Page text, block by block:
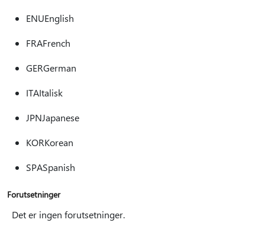
ENUEnglish
FRAFrench
GERGerman
ITAItalisk
JPNJapanese
KORKorean
SPASpanish
Forutsetninger
Det er ingen forutsetninger.